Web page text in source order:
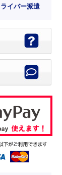
イバー派遣